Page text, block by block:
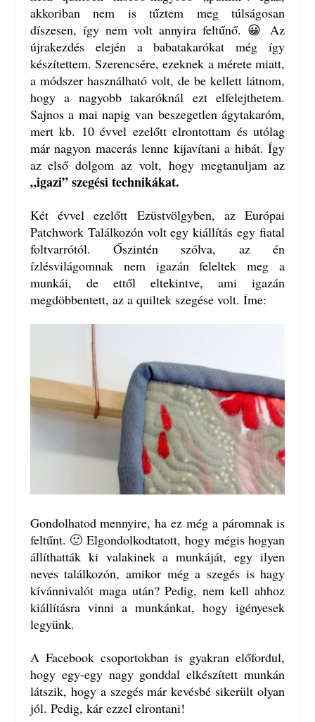
akkoriban nem is tűztem meg túlságosan
díszesen, így nem volt annyira feltűnő. 😀 Az
újrakezdés elején a babatakarókat még így
készítettem. Szerencsére, ezeknek a mérete miatt,
a módszer használható volt, de be kellett látnom,
hogy a nagyobb takaróknál ezt elfelejthetem.
Sajnos a mai napig van beszegetlen ágytakaróm,
mert kb. 10 évvel ezelőtt elrontottam és utólag
már nagyon macerás lenne kijavítani a hibát. Így
az első dolgom az volt, hogy megtanuljam az
„igazi” szegési technikákat.
Két évvel ezelőtt Ezüstvölgyben, az Európai
Patchwork Találkozón volt egy kiállítás egy fiatal
foltvarrótól. Őszintén szólva, az én
ízlésvilágomnak nem igazán feleltek meg a
munkái, de ettől eltekintve, ami igazán
megdöbbentett, az a quiltek szegése volt. Íme:
Gondolhatod mennyire, ha ez még a páromnak is
feltűnt. 🙂 Elgondolkodtatott, hogy mégis hogyan
állíthatták ki valakinek a munkáját, egy ilyen
neves találkozón, amikor még a szegés is hagy
kívánnivalót maga után? Pedig, nem kell ahhoz
kiállításra vinni a munkánkat, hogy igényesek
legyünk.
A Facebook csoportokban is gyakran előfordul,
hogy egy-egy nagy gonddal elkészített munkán
látszik, hogy a szegés már kevésbé sikerült olyan
jól. Pedig, kár ezzel elrontani!